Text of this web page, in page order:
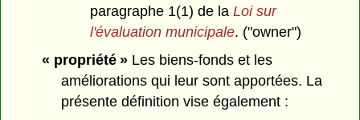
paragraphe 1(1) de la Loi sur
l'évaluation municipale. ("owner")
« propriété »Les biens-fonds et les
améliorations qui leur sont apportées. La
présente définition vise également :